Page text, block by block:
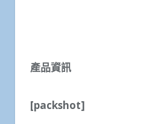
產品資訊
[packshot]